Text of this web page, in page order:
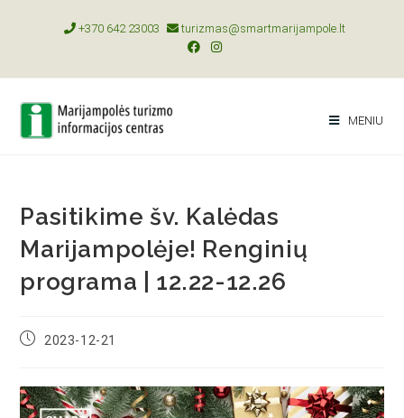
+370 642 23003 turizmas@smartmarijampole.lt
MENIU
Pasitikime šv. Kalėdas
Marijampolėje! Renginių
programa | 12.22-12.26
2023-12-21